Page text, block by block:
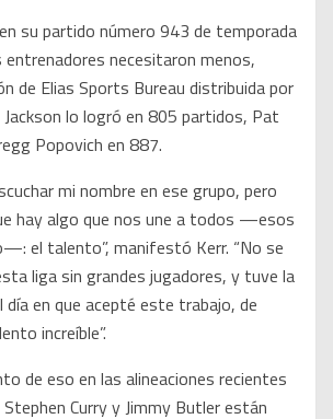
su partido número 943 de temporada
entrenadores necesitaron menos,
de Elias Sports Bureau distribuida por
lo logró en 805 partidos, Pat
Popovich en 887.
mi nombre en ese grupo, pero
hay algo que nos une a todos —esos
el talento”, manifestó Kerr. “No se
liga sin grandes jugadores, y tuve la
en que acepté este trabajo, de
increíble”.
de eso en las alineaciones recientes
Curry y Jimmy Butler están